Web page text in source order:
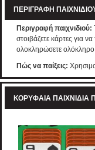
ΠΕΡΙΓΡΑΦΉ
Περιγραφή παιχνιδιού:
στοιβάζετε κάρτες για
ολοκληρώσετε ολόκληρο
Πώς να παίξεις:
ΚΟΡΥΦΑΊΑ ΠΑΙΧΝΊΔΙΑ